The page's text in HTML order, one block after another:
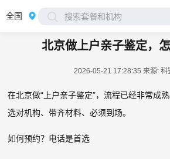
全国 搜索套餐和机构
北京做上户亲子鉴定，怎
2026-05-21 17:28:35 来源: 科
在北京做“上户亲子鉴定”，流程已经非常成
选对机构、带齐材料、必须到场。
如何预约？电话是首选